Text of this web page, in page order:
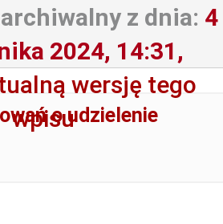
białymzółtym
z dnia: 4
2024, 14:31,
wersję tego
wpisuo udzielenie